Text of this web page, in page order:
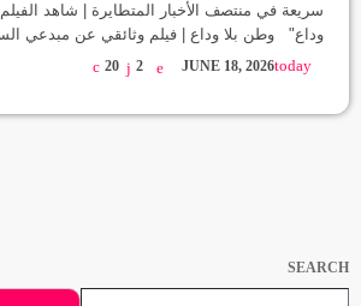
سريعة في منتصف الأخبار المتطايرة | شاهد
وداع" وطن بلا وداع | فيلم وثائقي عن مبدعي
في الحرب ثلاث سنوات من الحرب لم تسرق
حتى حق الوداع.. هذا الفيلم ليس رثاءً — بل
today
JUNE 18, 2026
20 2
SEARCH